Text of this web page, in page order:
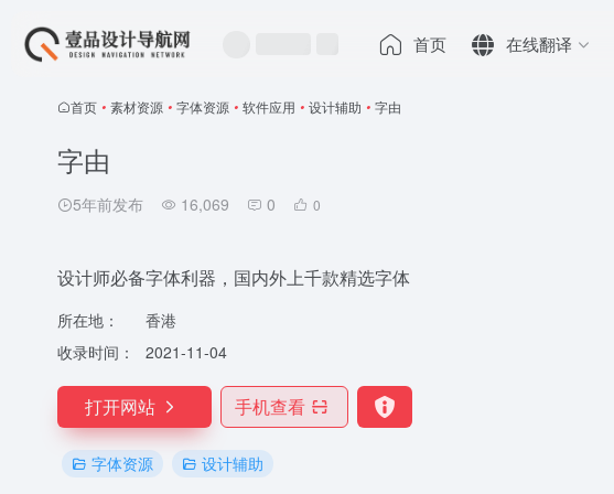
首页 在线翻译
首页 • 素材资源 • 字体资源 • 软件应用 • 设计辅助 • 字由
字由
5年前发布 16,069 0 0
设计师必备字体利器，国内外上千款精选字体
所在地：
香港
收录时间：
2021-11-04
打开网站 手机查看
字体资源 设计辅助